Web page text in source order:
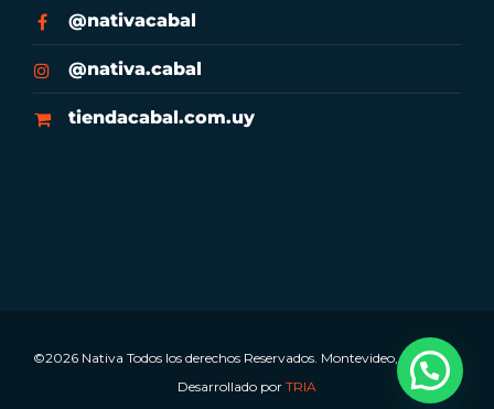
@nativacabal
@nativa.cabal
tiendacabal.com.uy
©2026 Nativa Todos los derechos Reservados. Montevideo, Uruguay.
Desarrollado por TRIA